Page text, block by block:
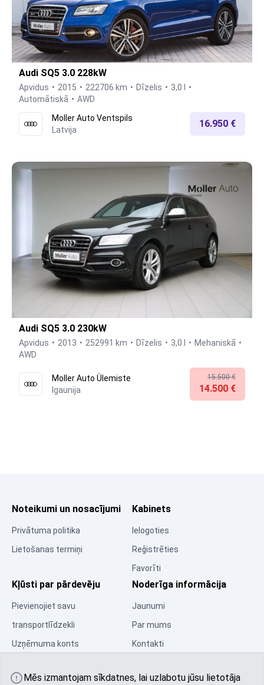
Audi SQ5 3.0 228kW
Apvidus 2015 222706 km Dīzelis
3,0 l
Automātiskā
AWD
Moller Auto Ventspils
Latvija
16.950 €
Audi SQ5 3.0 230kW
Apvidus 2013 252991 km Dīzelis 3,0 l
Mehaniskā
AWD
Moller Auto Ülemiste
Igaunija
15.500 €
14.500 €
Noteikumi un nosacījumi
Privātuma politika
Lietošanas termiņi
Kabinets
Ielogoties
Reģistrēties
Favorīti
Kļūsti par pārdevēju
Pievienojiet savu
transportlīdzekli
Uzņēmuma konts
Kopiena
Noderīga informācija
Jaunumi
Par mums
Kontakti
Mēs izmantojam sīkdatnes, lai uzlabotu jūsu lietotāja